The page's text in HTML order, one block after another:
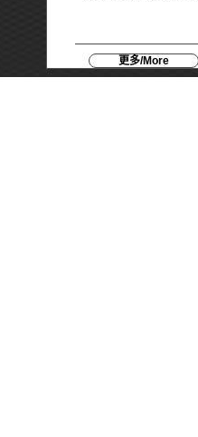
更多/More